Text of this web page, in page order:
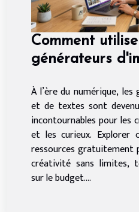
Comment
générateurs
?
À l’ère du numérique, les
et de textes sont
incontournables pour les
et les curieux. Explorer
ressources gratuitement
créativité sans limites,
sur le budget....